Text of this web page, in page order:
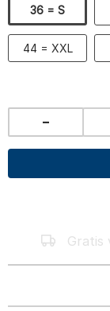
36 = S
44 = XXL
-